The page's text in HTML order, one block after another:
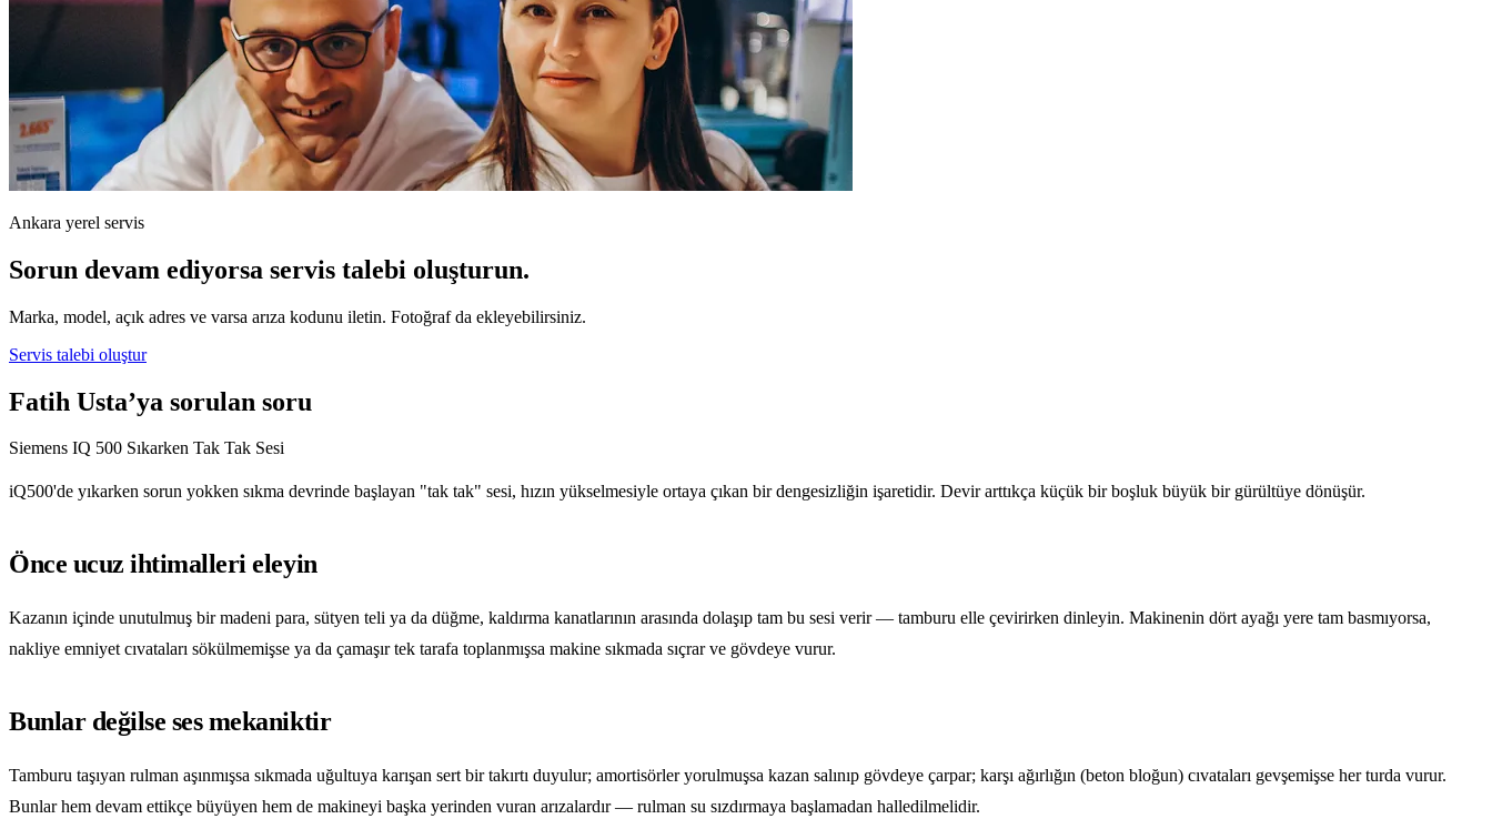
Ankara yerel servis
Sorun devam ediyorsa servis talebi oluşturun.
Marka, model, açık adres ve varsa arıza kodunu iletin. Fotoğraf da ekleyebilirsiniz.
Servis talebi oluştur
Fatih Usta’ya sorulan soru
Siemens IQ 500 Sıkarken Tak Tak Sesi
iQ500'de yıkarken sorun yokken sıkma devrinde başlayan "tak tak" sesi, hızın yükselmesiyle ortaya çıkan bir dengesizliğin işaretidir. Devir arttıkça küçük bir boşluk büyük bir gürültüye dönüşür.
Önce ucuz ihtimalleri eleyin
Kazanın içinde unutulmuş bir madeni para, sütyen teli ya da düğme, kaldırma kanatlarının arasında dolaşıp tam bu sesi verir — tamburu elle çevirirken dinleyin. Makinenin dört ayağı yere tam basmıyorsa,
nakliye emniyet cıvataları sökülmemişse ya da çamaşır tek tarafa toplanmışsa makine sıkmada sıçrar ve gövdeye vurur.
Bunlar değilse ses mekaniktir
Tamburu taşıyan rulman aşınmışsa sıkmada uğultuya karışan sert bir takırtı duyulur; amortisörler yorulmuşsa kazan salınıp gövdeye çarpar; karşı ağırlığın (beton bloğun) cıvataları gevşemişse her turda vurur.
Bunlar hem devam ettikçe büyüyen hem de makineyi başka yerinden vuran arızalardır — rulman su sızdırmaya başlamadan halledilmelidir.